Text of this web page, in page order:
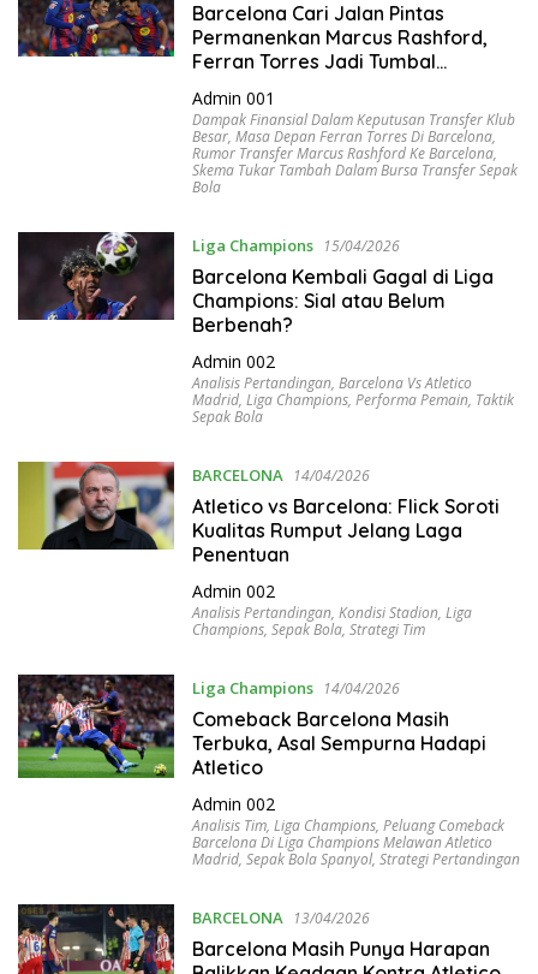
Barcelona Cari Jalan Pintas
Permanenkan Marcus Rashford,
Ferran Torres Jadi Tumbal
Negosiasi dengan MU
Admin 001
Dampak Finansial Dalam Keputusan Transfer Klub
Besar, Masa Depan Ferran Torres Di Barcelona,
Rumor Transfer Marcus Rashford Ke Barcelona,
Skema Tukar Tambah Dalam Bursa Transfer Sepak
Bola
Liga Champions 15/04/2026
Barcelona Kembali Gagal di Liga
Champions: Sial atau Belum
Berbenah?
Admin 002
Analisis Pertandingan, Barcelona Vs Atletico
Madrid, Liga Champions, Performa Pemain, Taktik
Sepak Bola
BARCELONA 14/04/2026
Atletico vs Barcelona: Flick Soroti
Kualitas Rumput Jelang Laga
Penentuan
Admin 002
Analisis Pertandingan, Kondisi Stadion, Liga
Champions, Sepak Bola, Strategi Tim
Liga Champions 14/04/2026
Comeback Barcelona Masih
Terbuka, Asal Sempurna Hadapi
Atletico
Admin 002
Analisis Tim, Liga Champions, Peluang Comeback
Barcelona Di Liga Champions Melawan Atletico
Madrid, Sepak Bola Spanyol, Strategi Pertandingan
BARCELONA 13/04/2026
Barcelona Masih Punya Harapan